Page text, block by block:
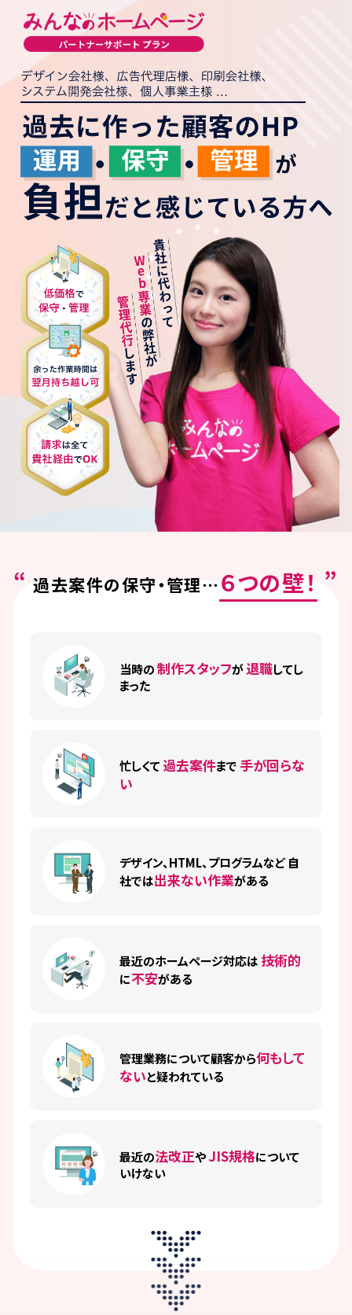
過去案件の保守・管理⋯６つの壁！
当時の制作スタッフが退職してし
まった
忙しくて 過去案件まで 手が回らな
い
デザイン、HTML、プログラムなど自
社では出来ない作業がある
最近のホームページ対応は 技術的
に不安がある
管理業務について顧客から何もして
ないと疑われている
最近の法改正やJIS規格について
いけない